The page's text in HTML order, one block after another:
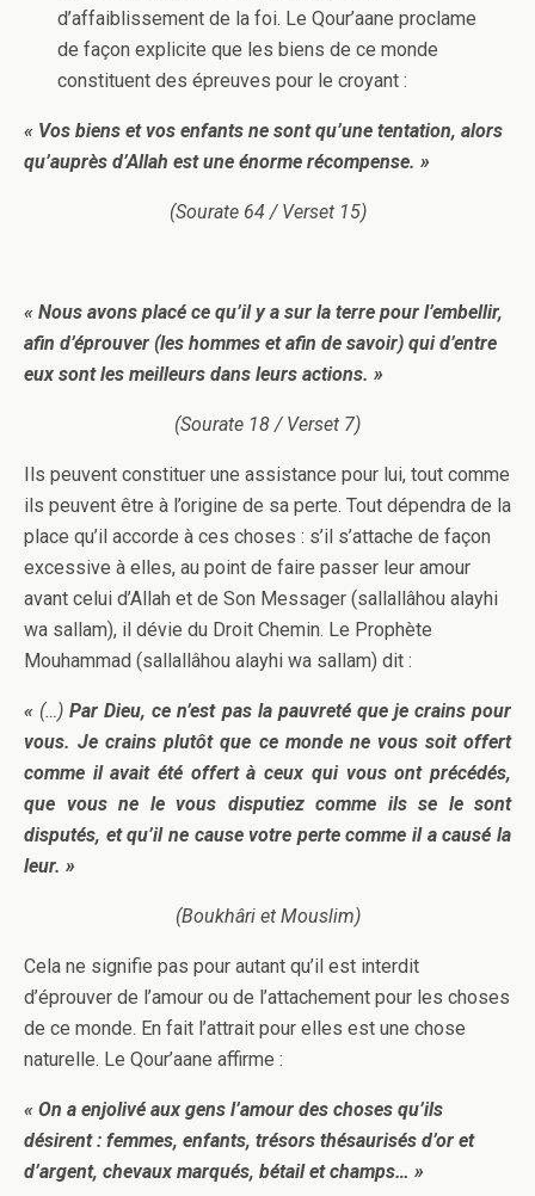
d’affaiblissement de la foi. Le Qour’aane proclame
de façon explicite que les biens de ce monde
constituent des épreuves pour le croyant :
« Vos biens et vos enfants ne sont qu’une tentation, alors
qu’auprès d’Allah est une énorme récompense. »
(Sourate 64 / Verset 15)
« Nous avons placé ce qu’il y a sur la terre pour l’embellir,
afin d’éprouver (les hommes et afin de savoir) qui d’entre
eux sont les meilleurs dans leurs actions. »
(Sourate 18 / Verset 7)
Ils peuvent constituer une assistance pour lui, tout comme
ils peuvent être à l’origine de sa perte. Tout dépendra de la
place qu’il accorde à ces choses : s’il s’attache de façon
excessive à elles, au point de faire passer leur amour
avant celui d’Allah et de Son Messager (sallallâhou alayhi
wa sallam), il dévie du Droit Chemin. Le Prophète
Mouhammad (sallallâhou alayhi wa sallam) dit :
« (…) Par Dieu, ce n’est pas la pauvreté que je crains pour
vous. Je crains plutôt que ce monde ne vous soit offert
comme il avait été offert à ceux qui vous ont précédés,
que vous ne le vous disputiez comme ils se le sont
disputés, et qu’il ne cause votre perte comme il a causé la
leur. »
(Boukhâri et Mouslim)
Cela ne signifie pas pour autant qu’il est interdit
d’éprouver de l’amour ou de l’attachement pour les choses
de ce monde. En fait l’attrait pour elles est une chose
naturelle. Le Qour’aane affirme :
« On a enjolivé aux gens l’amour des choses qu’ils
désirent : femmes, enfants, trésors thésaurisés d’or et
d’argent, chevaux marqués, bétail et champs… »